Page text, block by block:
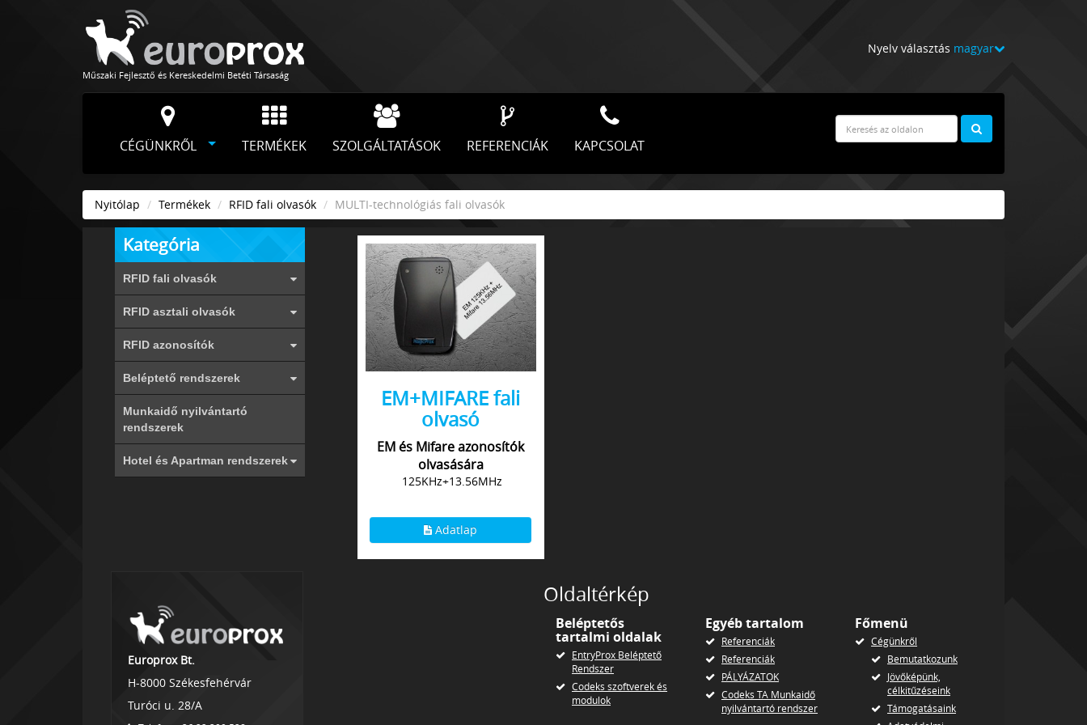
Műszaki Fejlesztő és Kereskedelmi Betéti Társaság
Nyelv választás magyar
CÉGÜNKRŐL TERMÉKEK SZOLGÁLTATÁSOK REFERENCIÁK KAPCSOLAT
Nyitólap Termékek RFID fali olvasók MULTI-technológiás fali olvasók
EM+MIFARE fali
olvasó
EM és Mifare azonosítók
olvasására
125KHz+13.56MHz
Adatlap
Kategória
RFID fali olvasók
RFID asztali olvasók
RFID azonosítók
Beléptető rendszerek
Munkaidő nyilvántartó
rendszerek
Hotel és Apartman rendszerek
Europrox Bt.
H-8000 Székesfehérvár
Turóci u. 28/A
Oldaltérkép
Beléptetős
tartalmi oldalak
EntryProx Beléptető
Rendszer
Codeks szoftverek és
modulok
Egyéb tartalom
Referenciák
Referenciák
PÁLYÁZATOK
Codeks TA Munkaidő
nyilvántartó rendszer
Főmenü
Cégünkről
Bemutatkozunk
Jövőképünk,
célkitűzéseink
Támogatásaink